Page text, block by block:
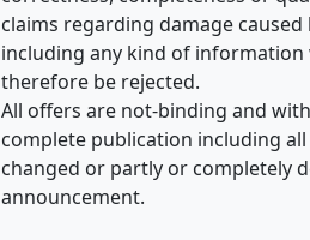
claims regarding damage
including any kind of
therefore be rejected.
All offers are not-binding and
complete publication including
changed or partly or completely
announcement.